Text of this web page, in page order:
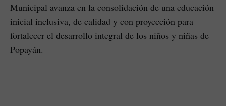
Municipal avanza en la consolidación de una educación
inicial inclusiva, de calidad y con proyección para
fortalecer el desarrollo integral de los niños y niñas de
Popayán.